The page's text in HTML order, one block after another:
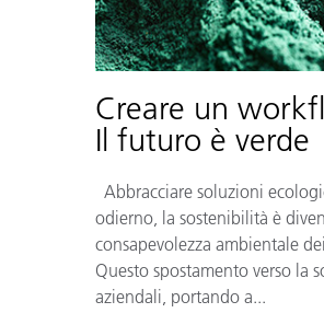
Creare un
Il futuro è verde
Abbracciare soluzioni
odierno, la sostenibilità è
consapevolezza ambientale
Questo spostamento verso la
aziendali, portando a...